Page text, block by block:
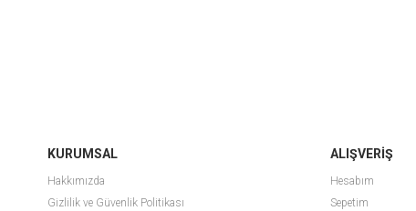
KURUMSAL
Hakkımızda
Gizlilik ve Güvenlik Politikası
ALIŞVERİŞ
Hesabım
Sepetim